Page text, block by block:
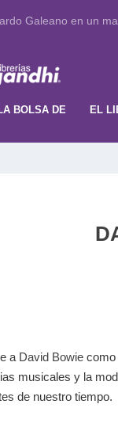
Galeano en un
LA BOLSA DE EL
a David Bowie como
musicales y la
de nuestro tiempo.